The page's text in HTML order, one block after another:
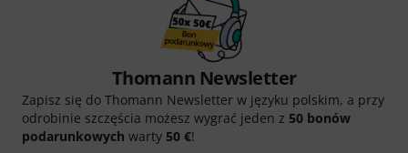
Thomann Newsletter
Zapisz się do Thomann Newsletter w języku polskim, a przy
odrobinie szczęścia możesz wygrać jeden z 50 bonów
podarunkowych warty 50 €!